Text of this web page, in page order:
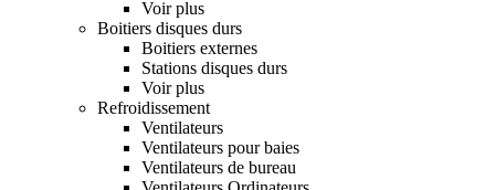
Voir plus
Boitiers disques durs
Boitiers externes
Stations disques durs
Voir plus
Refroidissement
Ventilateurs
Ventilateurs pour baies
Ventilateurs de bureau